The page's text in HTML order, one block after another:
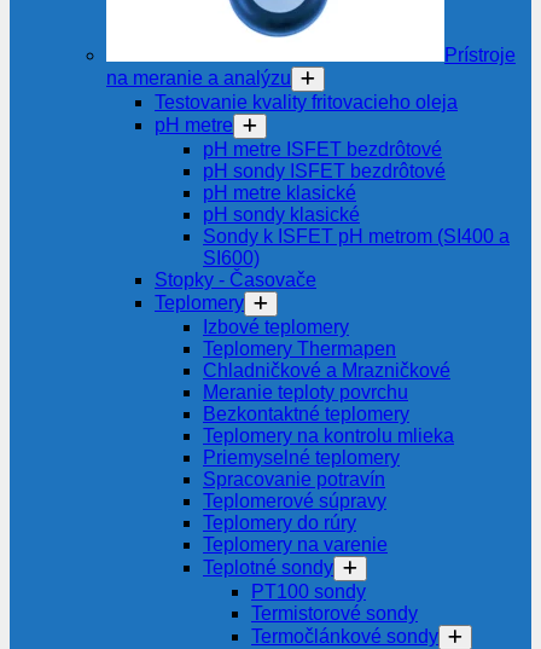
Prístroje
na meranie a analýzu
Testovanie kvality fritovacieho oleja
pH metre
pH metre ISFET bezdrôtové
pH sondy ISFET bezdrôtové
pH metre klasické
pH sondy klasické
Sondy k ISFET pH metrom (SI400 a
SI600)
Stopky - Časovače
Teplomery
Izbové teplomery
Teplomery Thermapen
Chladničkové a Mrazničkové
Meranie teploty povrchu
Bezkontaktné teplomery
Teplomery na kontrolu mlieka
Priemyselné teplomery
Spracovanie potravín
Teplomerové súpravy
Teplomery do rúry
Teplomery na varenie
Teplotné sondy
PT100 sondy
Termistorové sondy
Termočlánkové sondy